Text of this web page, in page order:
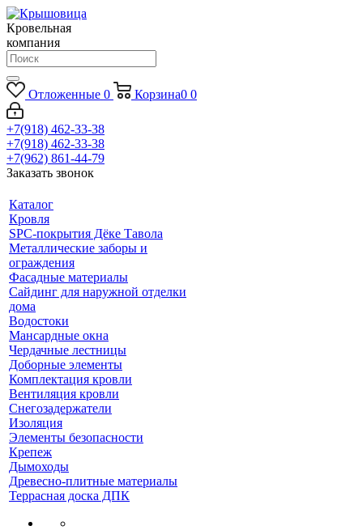
Кровельная
компания
Отложенные 0 Корзина0 0
+7(918) 462-33-38
+7(918) 462-33-38
+7(962) 861-44-79
Заказать звонок
Каталог
Кровля
SPC-покрытия Дёке Тавола
Металлические заборы и
ограждения
Фасадные материалы
Сайдинг для наружной отделки
дома
Водостоки
Мансардные окна
Чердачные лестницы
Доборные элементы
Комплектация кровли
Вентиляция кровли
Снегозадержатели
Изоляция
Элементы безопасности
Крепеж
Дымоходы
Древесно-плитные материалы
Террасная доска ДПК